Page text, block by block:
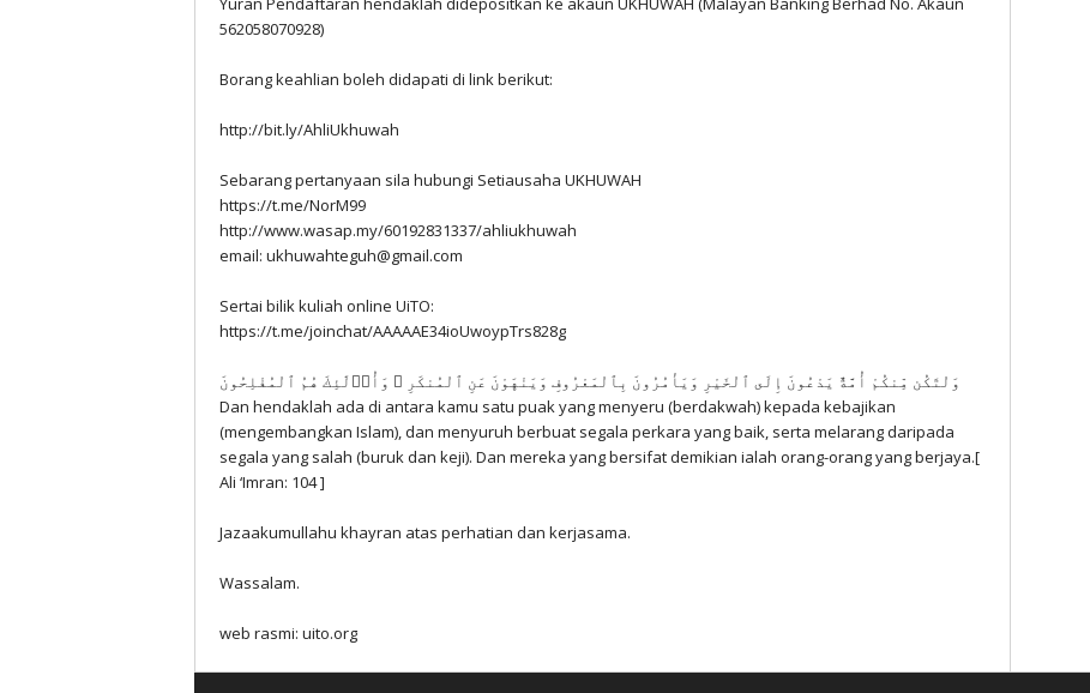
562058070928)
Borang keahlian boleh didapati di link berikut:
http://bit.ly/AhliUkhuwah
Sebarang pertanyaan sila hubungi Setiausaha UKHUWAH
https://t.me/NorM99
http://www.wasap.my/60192831337/ahliukhuwah
email: ukhuwahteguh@gmail.com
Sertai bilik kuliah online UiTO:
https://t.me/joinchat/AAAAAE34ioUwoypTrs828g
وَلْتَكُن مِّنكُمْ أُمَّةٌ يَدْعُونَ إِلَى ٱلْخَيْرِ وَيَأْمُرُونَ بِٱلْمَعْرُوفِ وَيَنْهَوْنَ عَنِ ٱلْمُنكَرِ ۚ وَأُو۟لَٰئِكَ هُمُ ٱلْمُفْلِحُونَ
Dan hendaklah ada di antara kamu satu puak yang menyeru (berdakwah) kepada kebajikan
(mengembangkan Islam), dan menyuruh berbuat segala perkara yang baik, serta melarang daripada
segala yang salah (buruk dan keji). Dan mereka yang bersifat demikian ialah orang-orang yang berjaya.[
Ali ‘Imran: 104 ]
Jazaakumullahu khayran atas perhatian dan kerjasama.
Wassalam.
web rasmi: uito.org